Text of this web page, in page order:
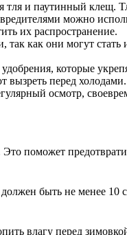
тля и паутинный
можно
их распространение.
так как они могут
которые
вызреть перед холодами.
осмотр,
поможет
быть не менее
влагу перед